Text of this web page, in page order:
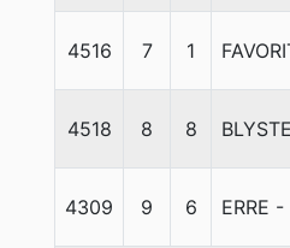
4516 7 1
4518 8 8
4309 9 6 ERRE